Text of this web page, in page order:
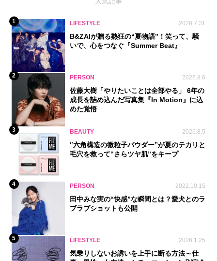
1 LIFESTYLE 2026.7.31
B&ZAIが贈る熱狂の“夏物語”！笑って、騒
いで、心をつなぐ『Summer Beat』
2 PERSON 2026.8.6
佐藤大樹「やりたいことは全部やる」 6年の
成長を詰め込んだ写真集『In Motion』に込
めた覚悟
3 BEAUTY 2026.8.5
‟六角構造の微粒子パウダー”が夏のテカリと
毛穴を救って‟さらツヤ肌”をキープ
4 PERSON 2022.10.15
田中みな実の“快感”な瞬間とは？愛犬とのラ
ブラブショットも公開
5 LIFESTYLE 2026.1.25
気乗りしないお誘いを上手に断る方法～仕